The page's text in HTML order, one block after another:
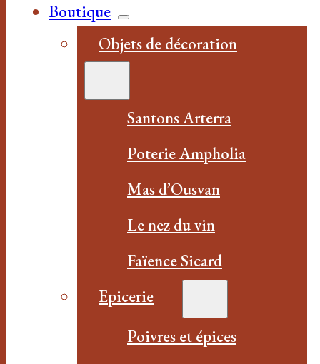
Boutique
Objets de décoration
Santons Arterra
Poterie Ampholia
Mas d’Ousvan
Le nez du vin
Faïence Sicard
Epicerie
Poivres et épices